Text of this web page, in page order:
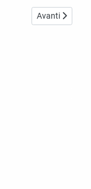
Articolo
Avanti